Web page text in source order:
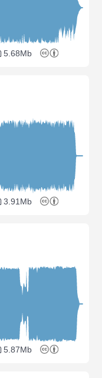
5.68Mb
3.91Mb
5.87Mb